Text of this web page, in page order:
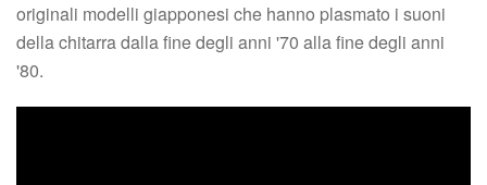
originali modelli giapponesi che hanno plasmato i suoni
della chitarra dalla fine degli anni '70 alla fine degli anni
'80.